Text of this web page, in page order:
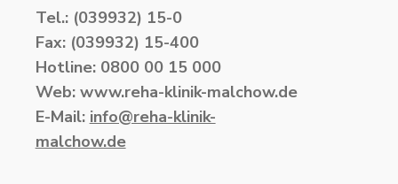
Tel.: (039932) 15-0
Fax: (039932) 15-400
Hotline: 0800 00 15 000
Web: www.reha-klinik-malchow.de
E-Mail: info@reha-klinik-
malchow.de